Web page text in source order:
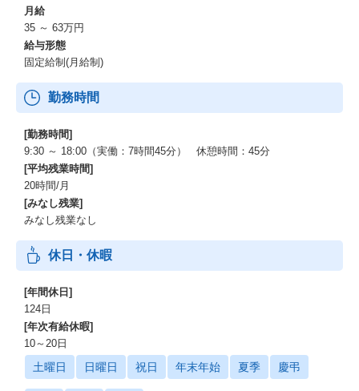
月給
35 ～ 63万円
給与形態
固定給制(月給制)
勤務時間
[勤務時間]
9:30 ～ 18:00（実働：7時間45分） 休憩時間：45分
[平均残業時間]
20時間/月
[みなし残業]
みなし残業なし
休日・休暇
[年間休日]
124日
[年次有給休暇]
10～20日
土曜日 日曜日 祝日 年末年始 夏季 慶弔